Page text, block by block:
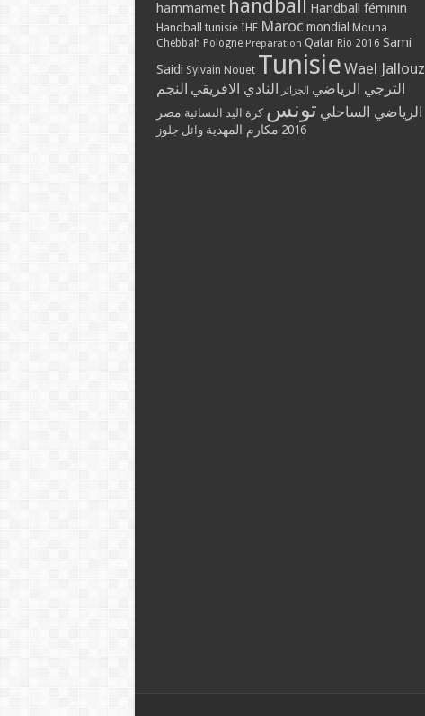
hammamet handball Handball féminin
Handball tunisie IHF Maroc mondial Mouna
Chebbah Pologne Préparation Qatar Rio 2016 Sami
Saidi Sylvain Nouet Tunisie Wael Jallouz
الترجي الرياضي الجزائر النادي الافريقي النجم
الرياضي الساحلي تونس كرة اليد النسائية مصر
2016 مكارم المهدية وائل جلوز